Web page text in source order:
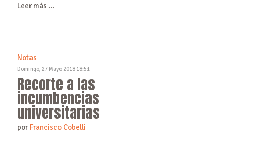
Leer más ...
Notas
Domingo, 27 Mayo 2018 18:51
Recorte a las
incumbencias
universitarias
por Francisco Cobelli